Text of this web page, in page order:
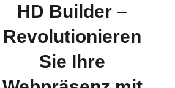
HD Builder –
Revolutionieren
Sie Ihre